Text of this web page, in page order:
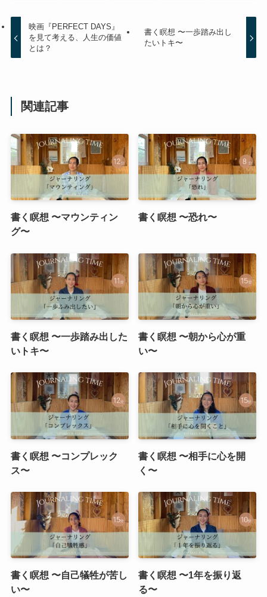
映画『PERFECT DAYS』
を見て考える、人生の価値
とは？
書く瞑想 〜一歩踏み出し
たいトキ〜
関連記事
書く瞑想 〜マウンティン
グ〜
書く瞑想 〜恐れ〜
書く瞑想 〜一歩踏み出した
いトキ〜
書く瞑想 〜朝から心が重
い〜
書く瞑想 〜コンプレック
ス〜
書く瞑想 〜相手に心を開
く〜
書く瞑想 〜自己犠牲が苦し
い〜
書く瞑想 〜1年を振り返
る〜